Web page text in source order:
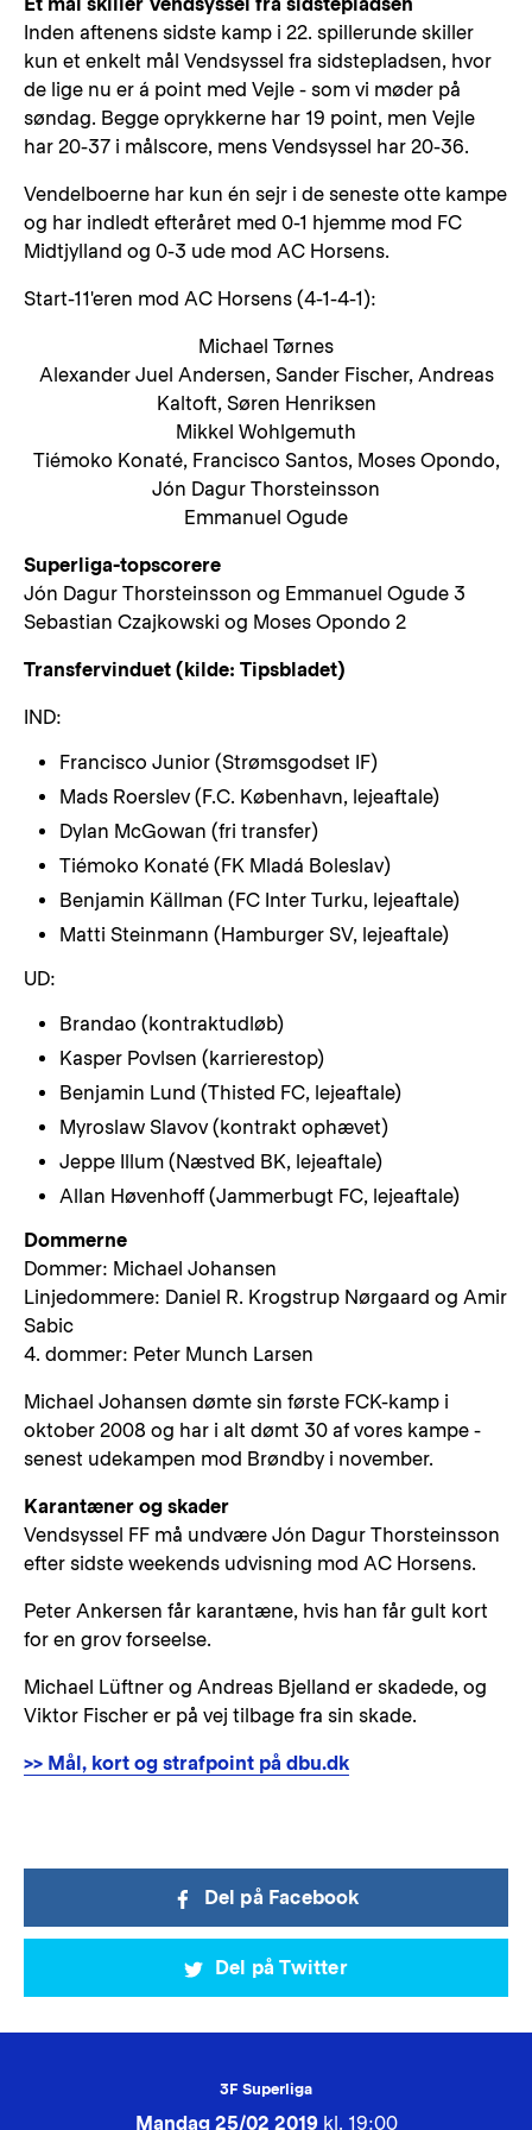
Inden aftenens sidste kamp i 22. spillerunde skiller
kun et enkelt mål Vendsyssel fra sidstepladsen, hvor
de lige nu er á point med Vejle - som vi møder på
søndag. Begge oprykkerne har 19 point, men Vejle
har 20-37 i målscore, mens Vendsyssel har 20-36.
Vendelboerne har kun én sejr i de seneste otte kampe
og har indledt efteråret med 0-1 hjemme mod FC
Midtjylland og 0-3 ude mod AC Horsens.
Start-11'eren mod AC Horsens (4-1-4-1):
Michael Tørnes
Alexander Juel Andersen, Sander Fischer, Andreas
Kaltoft, Søren Henriksen
Mikkel Wohlgemuth
Tiémoko Konaté, Francisco Santos, Moses Opondo,
Jón Dagur Thorsteinsson
Emmanuel Ogude
Superliga-topscorere
Jón Dagur Thorsteinsson og Emmanuel Ogude 3
Sebastian Czajkowski og Moses Opondo 2
Transfervinduet (kilde: Tipsbladet)
IND:
Francisco Junior (Strømsgodset IF)
Mads Roerslev (F.C. København, lejeaftale)
Dylan McGowan (fri transfer)
Tiémoko Konaté (FK Mladá Boleslav)
Benjamin Källman (FC Inter Turku, lejeaftale)
Matti Steinmann (Hamburger SV, lejeaftale)
UD:
Brandao (kontraktudløb)
Kasper Povlsen (karrierestop)
Benjamin Lund (Thisted FC, lejeaftale)
Myroslaw Slavov (kontrakt ophævet)
Jeppe Illum (Næstved BK, lejeaftale)
Allan Høvenhoff (Jammerbugt FC, lejeaftale)
Dommerne
Dommer: Michael Johansen
Linjedommere: Daniel R. Krogstrup Nørgaard og Amir
Sabic
4. dommer: Peter Munch Larsen
Michael Johansen dømte sin første FCK-kamp i
oktober 2008 og har i alt dømt 30 af vores kampe -
senest udekampen mod Brøndby i november.
Karantæner og skader
Vendsyssel FF må undvære Jón Dagur Thorsteinsson
efter sidste weekends udvisning mod AC Horsens.
Peter Ankersen får karantæne, hvis han får gult kort
for en grov forseelse.
Michael Lüftner og Andreas Bjelland er skadede, og
Viktor Fischer er på vej tilbage fra sin skade.
>> Mål, kort og strafpoint på dbu.dk
Del på Facebook
Del på Twitter
3F Superliga
Mandag 25/02 2019kl. 19:00